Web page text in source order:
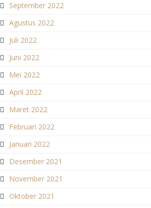
September 2022
Agustus 2022
Juli 2022
Juni 2022
Mei 2022
April 2022
Maret 2022
Februari 2022
Januari 2022
Desember 2021
November 2021
Oktober 2021